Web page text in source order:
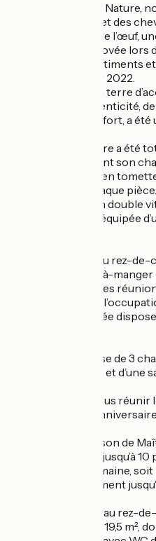
Amoureuses de la Nature,
milieu des arbres et des
conduits au Pied de l’œuf,
partiellement rénovée lors
rénovation des bâtiments
débuté dès février 2022.
Adapter ce lieu en terre
recherche d’authenticité,
également de confort, a été
La Maison de Maître a été
2023, en préservant son
chaussée son sol en
d’époque dans chaque
huisseries sont en double
chaque pièce est équipée
Elle se compose au rez-
une cuisine-salle-à-manger
qui permettront des
rencontres selon
Le rez-de-chaussée
L’étage se compose de 3
privative avec WC et d’une
Vous souhaitez vous
Fêtes de Noël,
- Privatiser la Maison de
confortablement jusqu’à
- Privatiser le Domaine,
Chai confortablement
La Suite « Tilleul » au rez-
d’une chambre de 19,5 m²,